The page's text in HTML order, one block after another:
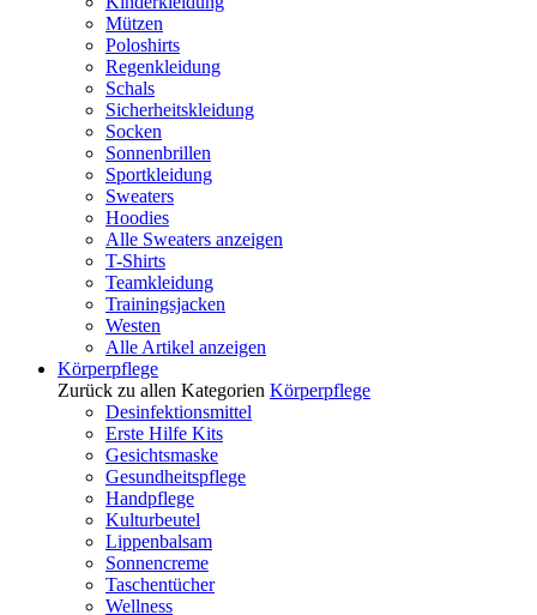
Mützen
Poloshirts
Regenkleidung
Schals
Sicherheitskleidung
Socken
Sonnenbrillen
Sportkleidung
Sweaters
Hoodies
Alle Sweaters anzeigen
T-Shirts
Teamkleidung
Trainingsjacken
Westen
Alle Artikel anzeigen
Körperpflege
Zurück zu allen Kategorien Körperpflege
Desinfektionsmittel
Erste Hilfe Kits
Gesichtsmaske
Gesundheitspflege
Handpflege
Kulturbeutel
Lippenbalsam
Sonnencreme
Taschentücher
Wellness